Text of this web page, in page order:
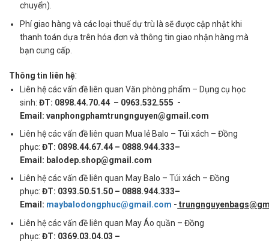
chuyển).
Phí giao hàng và các loại thuế dự trù là sẽ được cập nhật khi
thanh toán dựa trên hóa đơn và thông tin giao nhận hàng mà
bạn cung cấp.
Thông tin liên hệ:
Liên hệ các vấn đề liên quan Văn phòng phẩm – Dụng cụ học
sinh:ĐT: 0898.44.70.44 – 0963.532.555 -
Email: vanphongphamtrungnguyen@gmail.com
Liên hệ các vấn đề liên quan Mua lẻ Balo – Túi xách – Đồng
phục:ĐT: 0898.44.67.44 – 0888.944.333–
Email: balodep.shop@gmail.com
Liên hệ các vấn đề liên quan May Balo – Túi xách – Đồng
phục:ĐT: 0393.50.51.50 – 0888.944.333–
Email: maybalodongphuc@gmail.com -
Liên hệ các vấn đề liên quan May Áo quần – Đồng
phục:ĐT: 0369.03.04.03 –